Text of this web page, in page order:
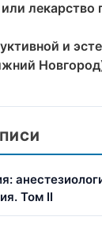
лекарство
и
Том II